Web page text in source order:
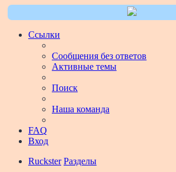
Ссылки
Сообщения без ответов
Активные темы
Поиск
Наша команда
FAQ
Вход
Ruckster Разделы